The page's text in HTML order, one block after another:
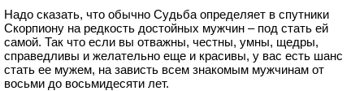
Надо сказать, что обычно Судьба определяет в спутники
Скорпиону на редкость достойных мужчин – под стать ей
самой. Так что если вы отважны, честны, умны, щедры,
справедливы и желательно еще и красивы, у вас есть шанс
стать ее мужем, на зависть всем знакомым мужчинам от
восьми до восьмидесяти лет.